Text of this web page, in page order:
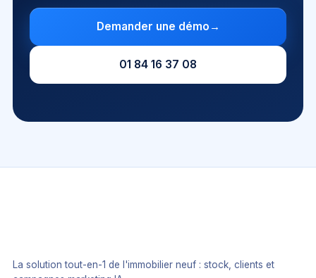
Demander une démo →
01 84 16 37 08
La solution tout-en-1 de l'immobilier neuf : stock, clients et